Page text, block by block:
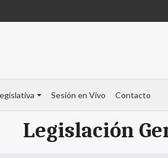
Sesión en Vivo Contacto
Legislación